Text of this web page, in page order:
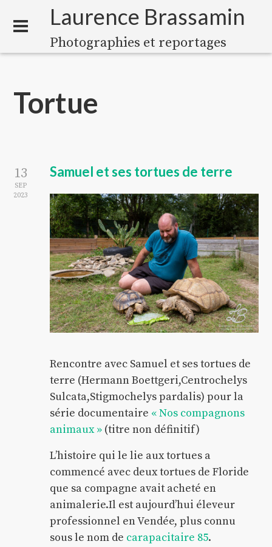
Laurence Brassamin
Photographies et reportages
Tortue
13
SEP
2023
Samuel et ses tortues de terre
Rencontre avec Samuel et ses tortues de
terre (Hermann Boettgeri,Centrochelys
Sulcata,Stigmochelys pardalis) pour la
série documentaire « Nos compagnons
animaux » (titre non définitif)
L’histoire qui le lie aux tortues a
commencé avec deux tortues de Floride
que sa compagne avait acheté en
animalerie.Il est aujourd’hui éleveur
professionnel en Vendée, plus connu
sous le nom de carapacitaire 85.